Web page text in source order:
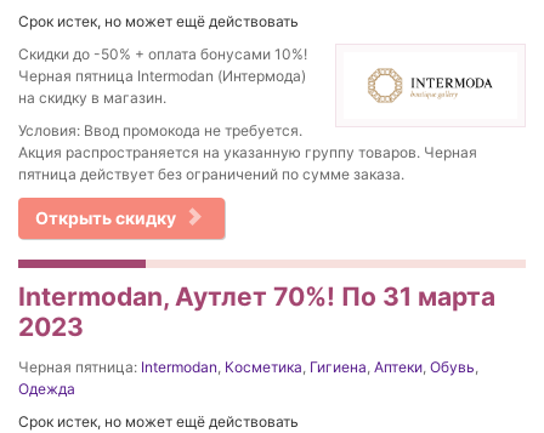
Срок истек, но может ещё действовать
Скидки до -50% + оплата бонусами 10%!
Черная пятница Intermodan (Интермода)
на скидку в магазин.
Условия: Ввод промокода не требуется.
Акция распространяется на указанную группу товаров. Черная
пятница действует без ограничений по сумме заказа.
Открыть скидку
Intermodan, Аутлет 70%! По 31 марта
2023
Черная пятница: Intermodan, Косметика, Гигиена, Аптеки, Обувь,
Одежда
Срок истек, но может ещё действовать